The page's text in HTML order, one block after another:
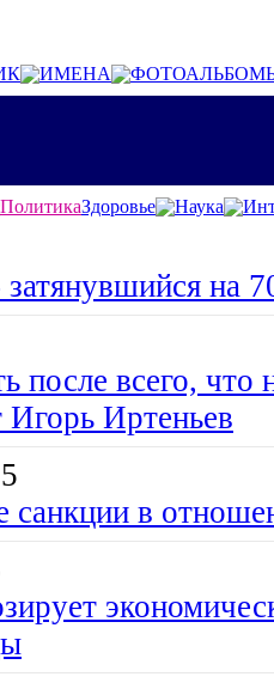
ИМЕНА
ПолитикаЗдоровье Наука
на
после всего, что
Игорь Иртеньев
в